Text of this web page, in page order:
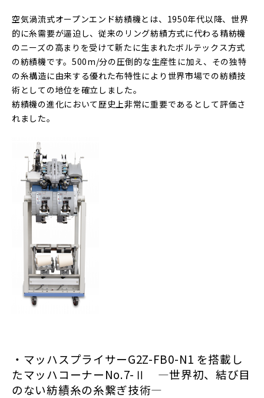
空気渦流式オープンエンド紡績機とは、1950年代以降、世界
的に糸需要が逼迫し、従来のリング紡績方式に代わる精紡機
のニーズの高まりを受けて新たに生まれたボルテックス方式
の紡績機です。500m/分の圧倒的な生産性に加え、その独特
の糸構造に由来する優れた布特性により世界市場での紡績技
術としての地位を確立しました。
紡績機の進化において歴史上非常に重要であるとして評価さ
れました。
・マッハスプライサーG2Z-FB0-N1 を搭載し
たマッハコーナーNo.7-Ⅱ ―世界初、結び目
のない紡績糸の糸繋ぎ技術―